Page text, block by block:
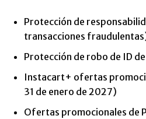
Protección de
transacciones
Protección de robo de ID
Instacart+ ofertas
31 de enero de 2027)
Ofertas promocionales de